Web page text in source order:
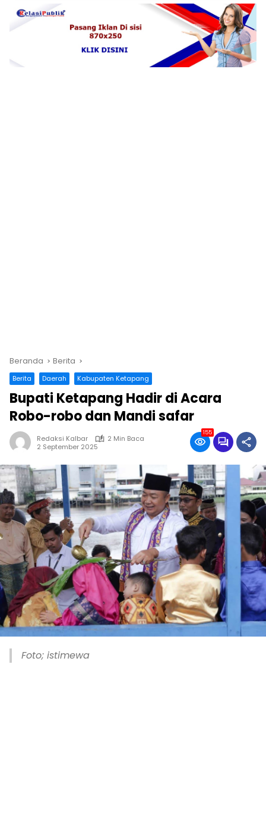
Beranda Berita
Berita Daerah Kabupaten Ketapang
Bupati Ketapang Hadir di Acara
Robo-robo dan Mandi safar
Redaksi Kalbar
2 Min Baca
2 September 2025
155
Foto; istimewa